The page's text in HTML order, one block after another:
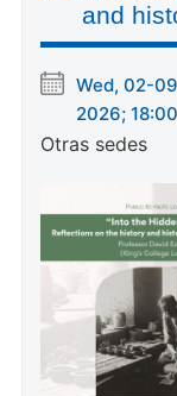
and
Wed, 02-
2026; 18:00
Otras sedes